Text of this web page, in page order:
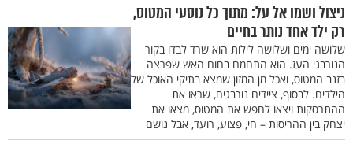
ניצול ושמו אל על: מתוך כל נוסעי המטוס,
רק ילד אחד נותר בחיים
שלושה ימים ושלושה לילות הוא שרד לבדו בקור
הנורבגי העז. הוא התחמם בחום האש שפרצה
בזנב המטוס, ואכל מן המזון שמצא בתיקי האוכל של
הילדים. לבסוף, ציידים נורבגים, שראו את
ההתרסקות ויצאו לחפש את המטוס, מצאו את
יצחק בין ההריסות – חי, פצוע, רועד, אבל נושם